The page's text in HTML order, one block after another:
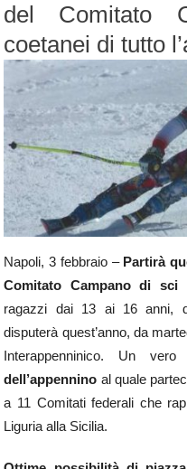
del Comitato
coetanei di tutto
Napoli, 3 febbraio – Partirà
Comitato Campano di sci
ragazzi dai 13 ai 16 anni,
disputerà quest’anno, da
Interappenninico. Un
dell’appennino al quale
a 11 Comitati federali che
Liguria alla Sicilia.